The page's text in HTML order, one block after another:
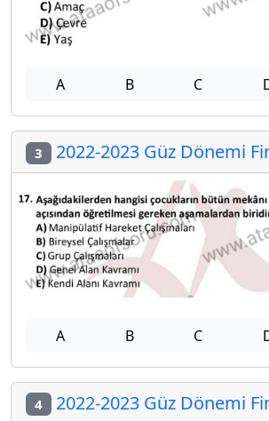
A B C
3 2022-2023 Güz Dönemi
A B C
4 2022-2023 Güz Dönemi